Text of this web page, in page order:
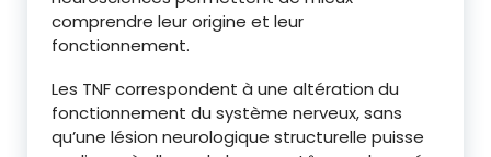
comprendre leur origine et leur
fonctionnement.
Les TNF correspondent à une altération du
fonctionnement du système nerveux, sans
qu’une lésion neurologique structurelle puisse